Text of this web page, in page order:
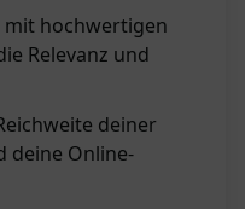
mit hochwertigen
Relevanz und
deiner
deine Online-